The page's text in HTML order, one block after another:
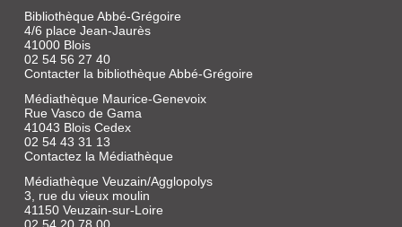
Bibliothèque Abbé-Grégoire
4/6 place Jean-Jaurès
41000 Blois
02 54 56 27 40
Contacter la bibliothèque Abbé-Grégoire
Médiathèque Maurice-Genevoix
Rue Vasco de Gama
41043 Blois Cedex
02 54 43 31 13
Contactez la Médiathèque
Médiathèque Veuzain/Agglopolys
3, rue du vieux moulin
41150 Veuzain-sur-Loire